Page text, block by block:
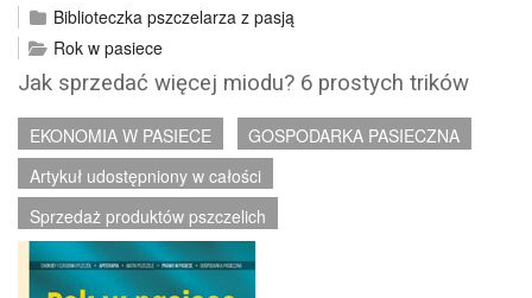
Biblioteczka pszczelarza z pasją
Rok w pasiece
Jak sprzedać więcej miodu? 6 prostych trików
EKONOMIA W PASIECE
GOSPODARKA PASIECZNA
Artykuł udostępniony w całości
Sprzedaż produktów pszczelich